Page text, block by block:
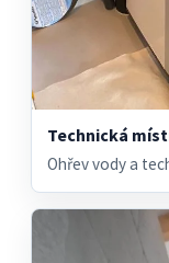
Technická
Ohřev vody a